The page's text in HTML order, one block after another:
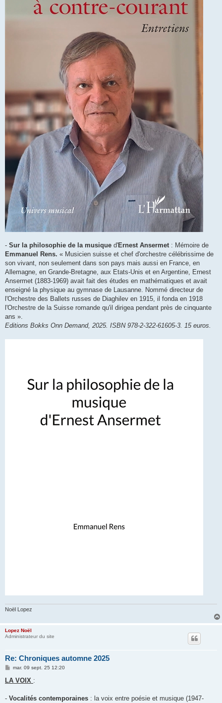
- Sur la philosophie de la musique d'Ernest Ansermet : Mémoire de
Emmanuel Rens. « Musicien suisse et chef d'orchestre célébrissime de
son vivant, non seulement dans son pays mais aussi en France, en
Allemagne, en Grande-Bretagne, aux Etats-Unis et en Argentine, Ernest
Ansermet (1883-1969) avait fait des études en mathématiques et avait
enseigné la physique au gymnase de Lausanne. Nommé directeur de
l'Orchestre des Ballets russes de Diaghilev en 1915, il fonda en 1918
l'Orchestre de la Suisse romande qu'il dirigea pendant près de cinquante
ans ».
Editions Bokks Onn Demand, 2025. ISBN 978-2-322-61605-3. 15 euros.
Noël Lopez
Lopez Noël
Administrateur du site
Re: Chroniques automne 2025
M
s
s
g
mar. 09 sept. 25 12:20
LA VOIX :
- Vocalités contemporaines : la voix entre poésie et musique (1947-